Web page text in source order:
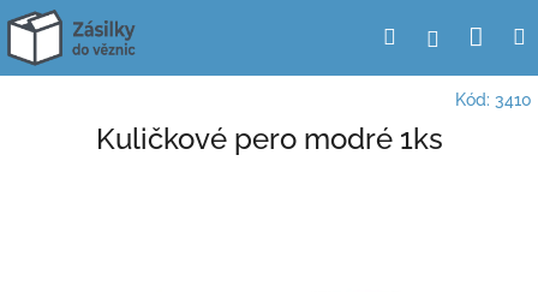
Přejít
obsah
HledatPřihlášení
Kód: 3410
Kuličkové pero modré 1ks